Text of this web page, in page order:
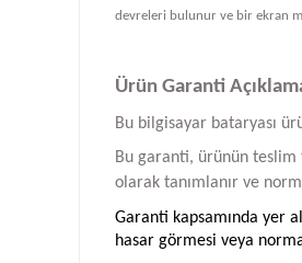
devreleri bulunur ve bir ekran
Ürün Garanti
Bu bilgisayar bataryası
Bu garanti, ürünün
olarak tanımlanır ve
Garanti kapsamında yer
hasar görmesi veya